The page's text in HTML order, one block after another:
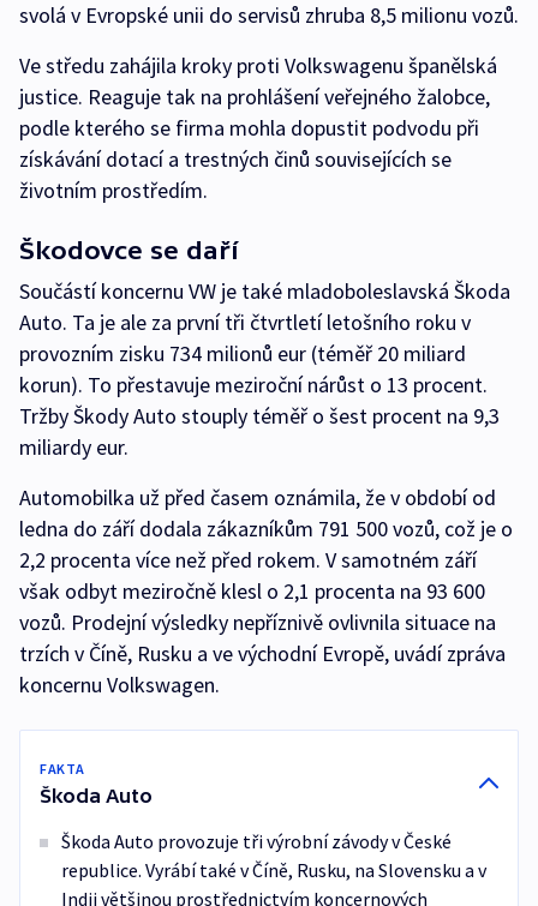
svolá v Evropské unii do servisů zhruba 8,5 milionu vozů.
Ve středu zahájila kroky proti Volkswagenu španělská
justice. Reaguje tak na prohlášení veřejného žalobce,
podle kterého se firma mohla dopustit podvodu při
získávání dotací a trestných činů souvisejících se
životním prostředím.
Škodovce se daří
Součástí koncernu VW je také mladoboleslavská Škoda
Auto. Ta je ale za první tři čtvrtletí letošního roku v
provozním zisku 734 milionů eur (téměř 20 miliard
korun). To přestavuje meziroční nárůst o 13 procent.
Tržby Škody Auto stouply téměř o šest procent na 9,3
miliardy eur.
Automobilka už před časem oznámila, že v období od
ledna do září dodala zákazníkům 791 500 vozů, což je o
2,2 procenta více než před rokem. V samotném září
však odbyt meziročně klesl o 2,1 procenta na 93 600
vozů. Prodejní výsledky nepříznivě ovlivnila situace na
trzích v Číně, Rusku a ve východní Evropě, uvádí zpráva
koncernu Volkswagen.
FAKTA
Škoda Auto
Škoda Auto provozuje tři výrobní závody v České
republice. Vyrábí také v Číně, Rusku, na Slovensku a v
Indii většinou prostřednictvím koncernových